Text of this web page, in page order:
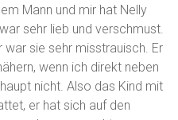
Mann und mir hat Nelly
sehr lieb und verschmust.
sie sehr misstrauisch. Er
wenn ich direkt neben
nicht. Also das Kind mit
er hat sich auf den